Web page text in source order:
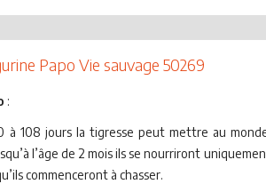
Papo Vie sauvage 50269
:
à 108 jours la tigresse peut mettre au
l’âge de 2 mois ils se nourriront
commenceront à chasser.